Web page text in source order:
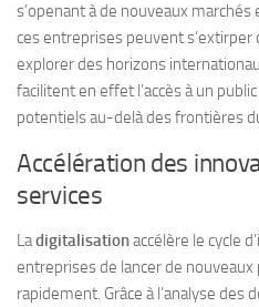
s’openant à de nouveaux
ces entreprises peuvent s’extirper
explorer des horizons
facilitent en effet l’accès à un
potentiels au-delà des frontières
Accélération des
services
Ladigitalisationaccélère le cycle
entreprises de lancer de
rapidement. Grâce à l’analyse